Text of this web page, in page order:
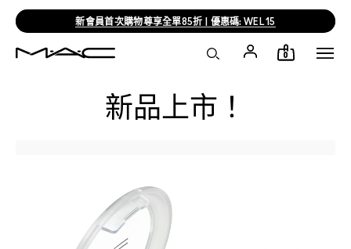
新會員首次購物尊享全單85折 | 優惠碼: WEL15
0
新品上市！